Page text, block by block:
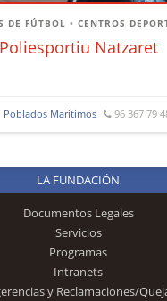
DE FÚTBOL • CENTROS
Poliesportiu Natzaret
Poblados Marítimos 96 367 79
LA FUNDACIÓN
Documentos Legales
Servicios
Programas
Intranets
y Reclamaciones/